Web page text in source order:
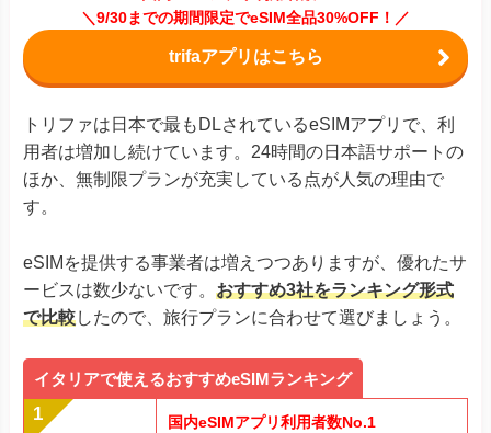
＼9/30までの期間限定でeSIM全品30%OFF！／
trifaアプリはこちら
トリファは日本で最もDLされているeSIMアプリで、利
用者は増加し続けています。24時間の日本語サポートの
ほか、無制限プランが充実している点が人気の理由で
す。
eSIMを提供する事業者は増えつつありますが、優れたサ
ービスは数少ないです。 おすすめ3社をランキング形式
で比較したので、旅行プランに合わせて選びましょう。
イタリアで使えるおすすめeSIMランキング
国内eSIMアプリ利用者数No.1